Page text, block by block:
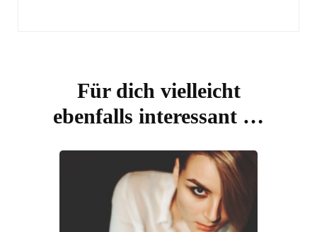
Für dich vielleicht
ebenfalls interessant …